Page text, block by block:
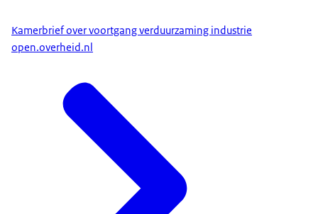
Kamerbrief over voortgang verduurzaming industrie
open.overheid.nl